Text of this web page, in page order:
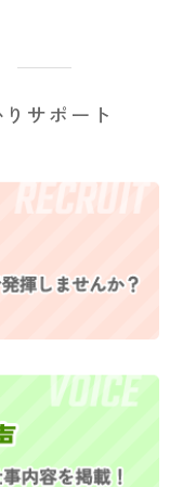
サポート